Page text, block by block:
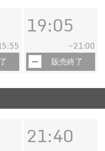
19:05
~21:00
販売終了
21:40